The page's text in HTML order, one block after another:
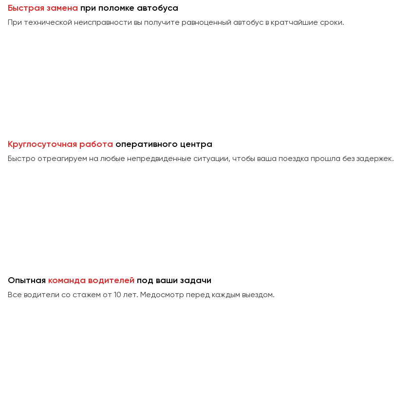
Быстрая замена при поломке автобуса
При технической неисправности вы получите равноценный автобус в кратчайшие сроки.
Круглосуточная работа оперативного центра
Быстро отреагируем на любые непредвиденные ситуации, чтобы ваша поездка прошла без задержек.
Опытная команда водителей под ваши задачи
Все водители со стажем от 10 лет. Медосмотр перед каждым выездом.